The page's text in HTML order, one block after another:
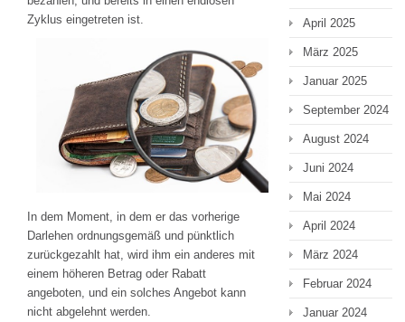
Zyklus eingetreten ist.
In dem Moment, in dem er das vorherige
Darlehen ordnungsgemäß und pünktlich
zurückgezahlt hat, wird ihm ein anderes mit
einem höheren Betrag oder Rabatt
angeboten, und ein solches Angebot kann
nicht abgelehnt werden.
April 2025
März 2025
Januar 2025
September 2024
August 2024
Juni 2024
Mai 2024
April 2024
März 2024
Februar 2024
Januar 2024